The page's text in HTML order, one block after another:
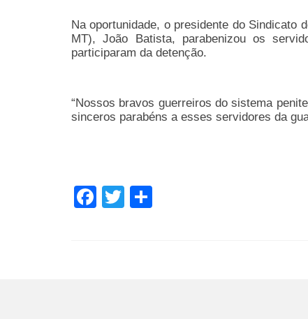
Na oportunidade, o presidente do Sindicato
MT), João Batista, parabenizou os
participaram da detenção.
“Nossos bravos guerreiros do sistema
sinceros parabéns a esses servidores da
Facebook
Twitter